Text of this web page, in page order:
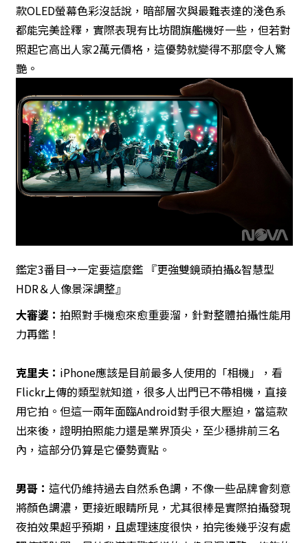
款OLED螢幕色彩沒話說，暗部層次與最難表達的淺色系
都能完美詮釋，實際表現有比坊間旗艦機好一些，但若對
照起它高出人家2萬元價格，這優勢就變得不那麼令人驚
艷。
鑑定3番目→一定要這麼鑑 『更強雙鏡頭拍攝&智慧型
HDR＆人像景深調整』
大審婆： 拍照對手機愈來愈重要溜，針對整體拍攝性能用
力再鑑！
克里夫： iPhone應該是目前最多人使用的「相機」，看
Flickr上傳的類型就知道，很多人出門已不帶相機，直接
用它拍。但這一兩年面臨Android對手很大壓迫，當這款
出來後，證明拍照能力還是業界頂尖，至少穩排前三名
內，這部分仍算是它優勢賣點。
男哥： 這代仍維持過去自然系色調，不像一些品牌會刻意
將顏色調濃，更接近眼睛所見，尤其很棒是實際拍攝發現
夜拍效果超乎預期，且處理速度很快，拍完後幾乎沒有處